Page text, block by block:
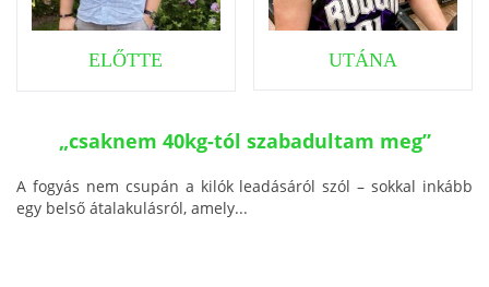
ELŐTTE UTÁNA
„csaknem 40kg-tól szabadultam meg”
A fogyás nem csupán a kilók leadásáról szól – sokkal inkább
egy belső átalakulásról, amely...